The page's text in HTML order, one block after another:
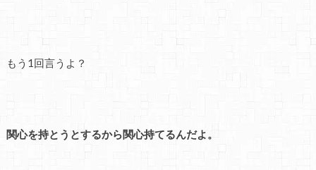
もう1回言うよ？
関心を持とうとするから関心持てるんだよ。